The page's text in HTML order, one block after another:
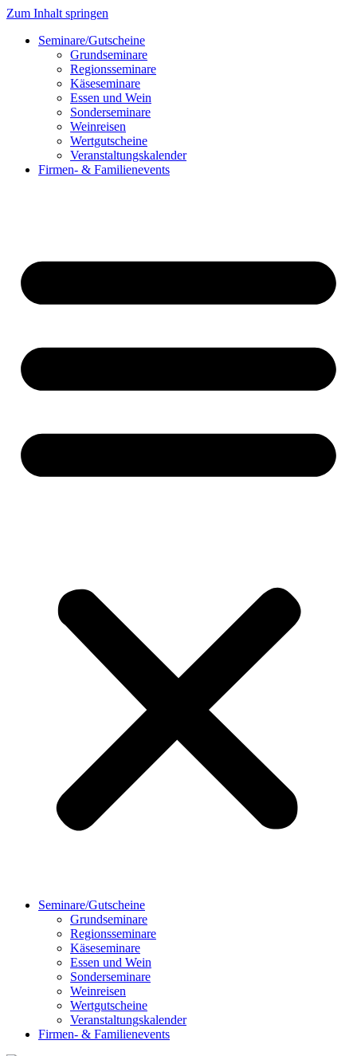
Zum Inhalt springen
Seminare/Gutscheine
Grundseminare
Regionsseminare
Käseseminare
Essen und Wein
Sonderseminare
Weinreisen
Wertgutscheine
Veranstaltungskalender
Firmen- & Familienevents
Seminare/Gutscheine
Grundseminare
Regionsseminare
Käseseminare
Essen und Wein
Sonderseminare
Weinreisen
Wertgutscheine
Veranstaltungskalender
Firmen- & Familienevents